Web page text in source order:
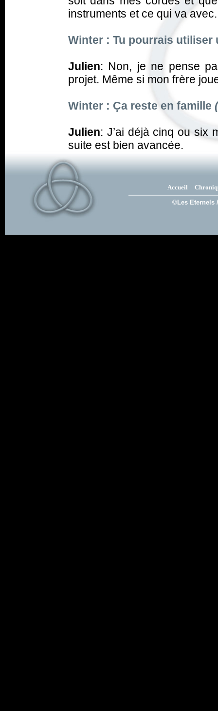
instruments et ce qui va avec.
Winter : Tu pourrais
Julien: Non, je ne pense
projet. Même si mon frère
Winter : Ça reste en famille
Julien: J’ai déjà cinq ou six
suite est bien avancée.
Accueil
©Les Eternels